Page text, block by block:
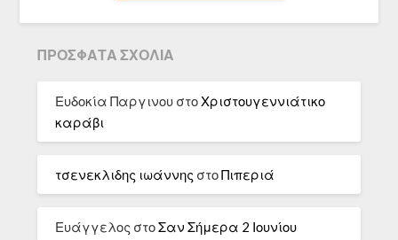
ΠΡΌΣΦΑΤΑ ΣΧΌΛΙΑ
Ευδοκία Παργινου στοΧριστουγεννιάτικο
καράβι
τσενεκλιδης ιωάννης στοΠιπεριά
Ευάγγελος στοΣαν Σήμερα 2 Ιουνίου